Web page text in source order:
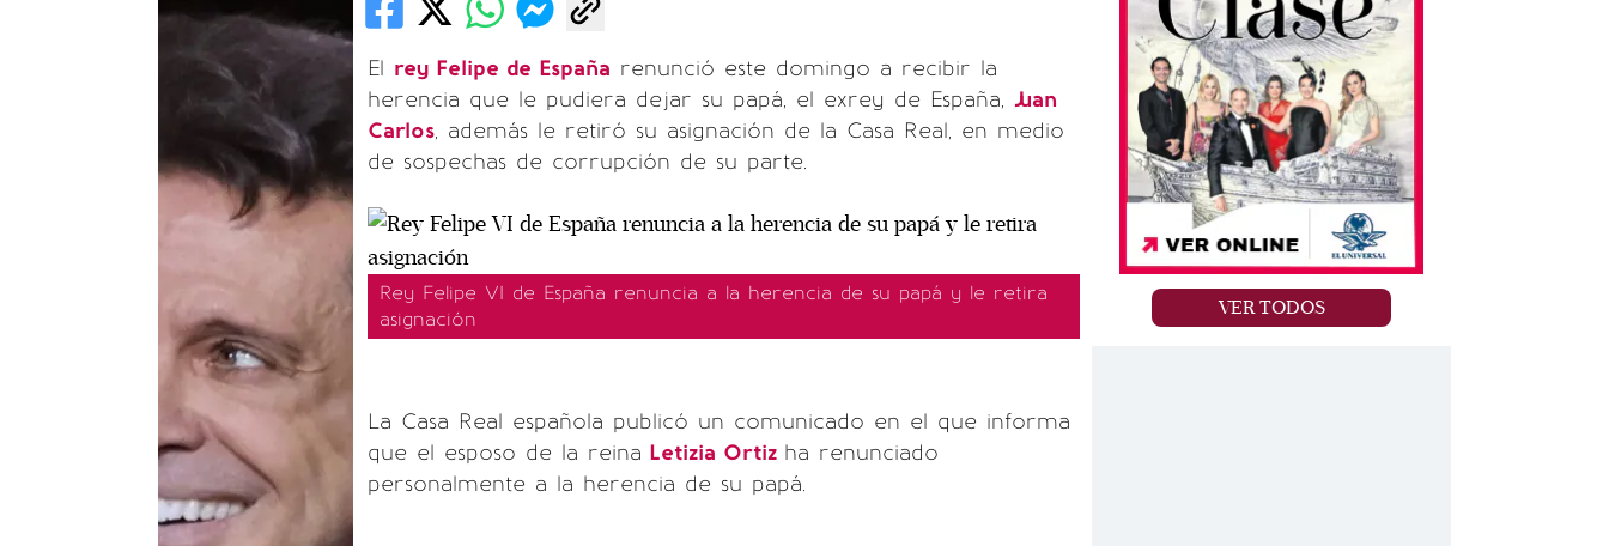
El rey Felipe de España renunció este domingo a recibir la
herencia que le pudiera dejar su papá, el exrey de España, Juan
Carlos, además le retiró su asignación de la Casa Real, en medio
de sospechas de corrupción de su parte.
Rey Felipe VI de España renuncia a la herencia de su papá y le retira
asignación
La Casa Real española publicó un comunicado en el que informa
que el esposo de la reina Letizia Ortiz ha renunciado
personalmente a la herencia de su papá.
VER TODOS